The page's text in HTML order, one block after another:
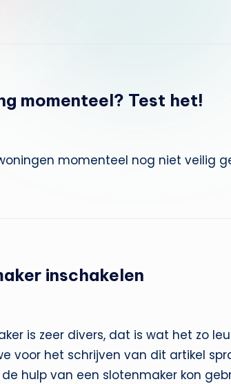
momenteel? Test het!
momenteel nog niet veilig
inschakelen
is zeer divers, dat is wat het zo
voor het schrijven van dit artikel
hulp van een slotenmaker kon